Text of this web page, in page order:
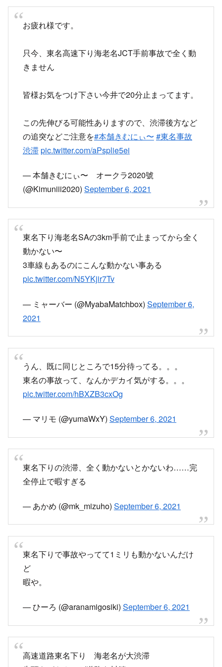
お疲れ様です。
只今、東名高速下り海老名JCT手前事故で全く動
きません
皆様お気をつけ下さい今井で20分止まってます。
この先伸びる可能性ありますので、渋滞後方など
の追突などご注意を#本舗きむにぃ〜 #東名事故
渋滞pic.twitter.com/aPsplie5ei
— 本舗きむにぃ〜 オークラ2020號
(@Kimuniii2020) September 6, 2021
東名下り海老名SAの3km手前で止まってから全く
動かない〜
3車線もあるのにこんな動かない事ある
pic.twitter.com/N5YKjir7Tv
— ミャーバー (@MyabaMatchbox) September 6,
2021
うん、既に同じところで15分待ってる。。。
東名の事故って、なんかデカイ気がする。。。
pic.twitter.com/hBXZB3cxOg
— マリモ (@yumaWxY) September 6, 2021
東名下りの渋滞、全く動かないとかないわ……完
全停止で暇すぎる
— あかめ (@mk_mizuho) September 6, 2021
東名下りで事故やってて1ミリも動かないんだけ
ど
暇や。
— ひーろ (@aranamigosiki) September 6, 2021
高速道路東名下り 海老名が大渋滞